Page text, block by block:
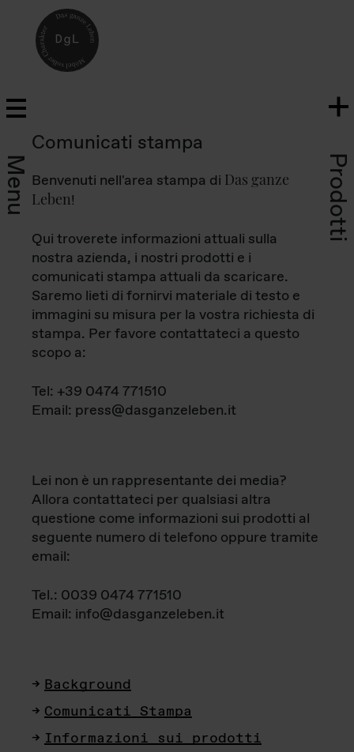
Menu Prodotti
Comunicati stampa
Benvenuti nell'area stampa di Das ganze
Leben!
Qui troverete informazioni attuali sulla
nostra azienda, i nostri prodotti e i
comunicati stampa attuali da scaricare.
Saremo lieti di fornirvi materiale di testo e
immagini su misura per la vostra richiesta di
stampa. Per favore contattateci a questo
scopo a:
Tel: +39 0474 771510
Email: press@dasganzeleben.it
Lei non è un rappresentante dei media?
Allora contattateci per qualsiasi altra
questione come informazioni sui prodotti al
seguente numero di telefono oppure tramite
email:
Tel.: 0039 0474 771510
Email: info@dasganzeleben.it
Background
Comunicati Stampa
Informazioni sui prodotti